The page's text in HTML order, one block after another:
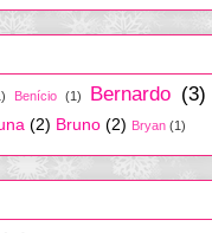
Benício (1) Bernardo (3)
(2) Bruno (2) Bryan (1)